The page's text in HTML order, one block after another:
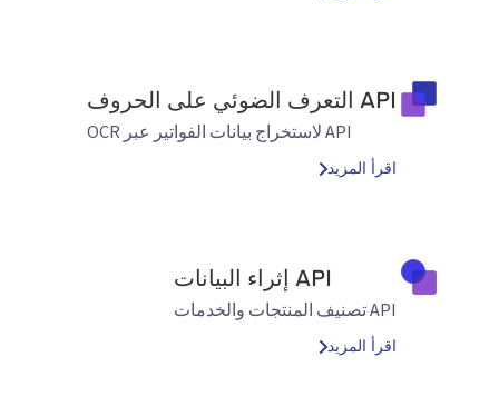
API التعرف الضوئي على الحروف
API لاستخراج بيانات الفواتير عبر OCR
اقرأ المزيد
API إثراء البيانات
API تصنيف المنتجات والخدمات
اقرأ المزيد